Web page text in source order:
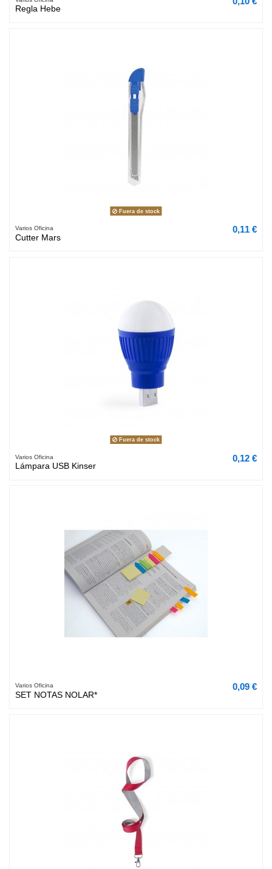
Regla Hebe
Fuera de stock
Varios Oficina
Cutter Mars
0,11 €
Fuera de stock
Varios Oficina
Lámpara USB Kinser
0,12 €
Varios Oficina
SET NOTAS NOLAR*
0,09 €